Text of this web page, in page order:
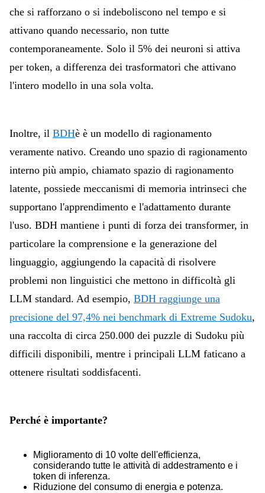
che si rafforzano o si indeboliscono nel tempo e si
attivano quando necessario, non tutte
contemporaneamente. Solo il 5% dei neuroni si attiva
per token, a differenza dei trasformatori che attivano
l'intero modello in una sola volta.
Inoltre, il BDHè è un modello di ragionamento
veramente nativo. Creando uno spazio di ragionamento
interno più ampio, chiamato spazio di ragionamento
latente, possiede meccanismi di memoria intrinseci che
supportano l'apprendimento e l'adattamento durante
l'uso. BDH mantiene i punti di forza dei transformer, in
particolare la comprensione e la generazione del
linguaggio, aggiungendo la capacità di risolvere
problemi non linguistici che mettono in difficoltà gli
LLM standard. Ad esempio, BDH raggiunge una
precisione del 97,4% nei benchmark di Extreme Sudoku,
una raccolta di circa 250.000 dei puzzle di Sudoku più
difficili disponibili, mentre i principali LLM faticano a
ottenere risultati soddisfacenti.
Perché è importante?
Miglioramento di 10 volte dell'efficienza,
considerando tutte le attività di addestramento e i
token di inferenza.
Riduzione del consumo di energia e potenza.